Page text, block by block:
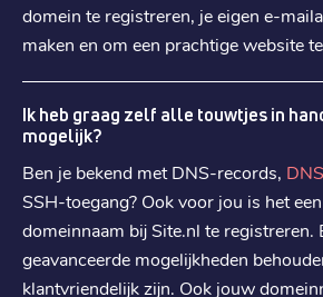
Registratie : € 34,59
Verhuizen € 34,59
€ 52,09
.tech
Registratie: € 40,29
Verhuizen: € 40,29
Verlengen: € 60,69
domein te registreren, je eigen e-
maken en om een prachtige website
Ik heb graag zelf alle touwtjes in
mogelijk?
Ben je bekend met DNS-records,
SSH-toegang? Ook voor jou is het
domeinnaam bij Site.nl te registreren.
geavanceerde mogelijkheden
klantvriendelijk zijn. Ook jouw